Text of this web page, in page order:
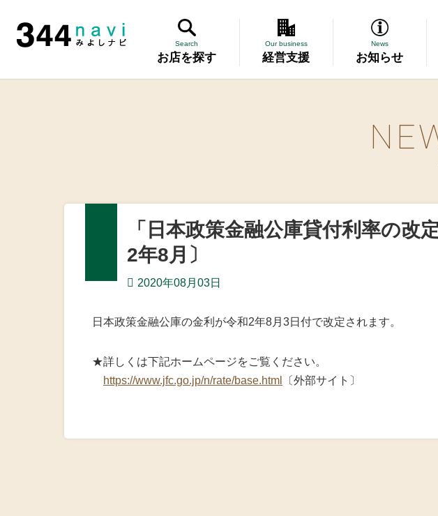
344 Navi
Search
お店を探す
Our business
経営支援
労働保険事務委託
火災共済制度
中小企業共済制度
News
お知らせ
「日本政策金融公庫貸付利率の改
2年8月〕
2020年08月03日
日本政策金融公庫の金利が令和2年8月3日付で改定されます。
★詳しくは下記ホームページをご覧ください。
https://www.jfc.go.jp/n/rate/base.html
〔外部サイト〕